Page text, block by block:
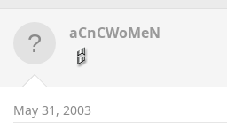
e
d
t
r
aCnCWoMeN
May 31, 2003